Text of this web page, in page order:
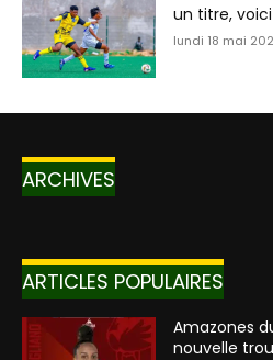
un titre,
lundi 18 mai
ARCHIVES
ARTICLES POPULAIRES
Amazones
nouvelle